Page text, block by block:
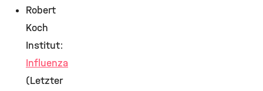
Robert
Koch
Institut:
Influenza
(Letzter